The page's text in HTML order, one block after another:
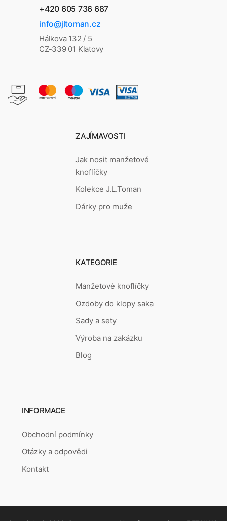
+420 605 736 687
info@jltoman.cz
Hálkova 132 / 5
CZ-339 01 Klatovy
ZAJÍMAVOSTI
Jak nosit manžetové
knoflíčky
Kolekce J.L.Toman
Dárky pro muže
KATEGORIE
Manžetové knoflíčky
Ozdoby do klopy saka
Sady a sety
Výroba na zakázku
Blog
INFORMACE
Obchodní podmínky
Otázky a odpovědi
Kontakt